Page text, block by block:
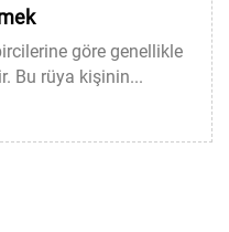
göre genellikle
Bu rüya kişinin...